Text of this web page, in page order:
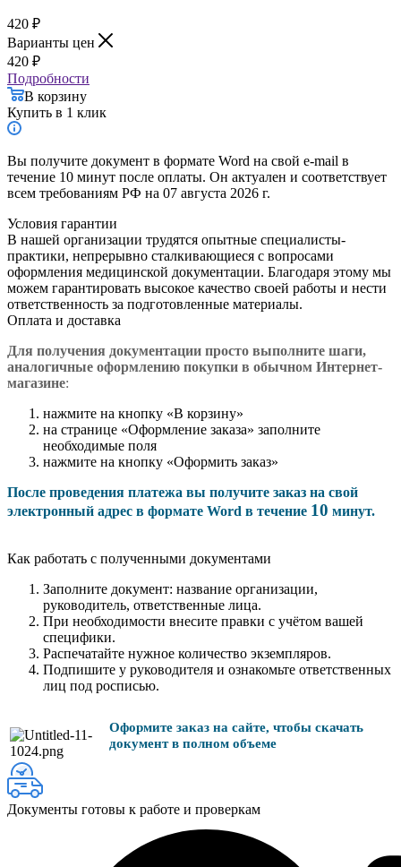
420 ₽
Варианты цен
420 ₽
Подробности
В корзину
Купить в 1 клик
Вы получите документ в формате Word на свой e-mail в
течение 10 минут после оплаты. Он актуален и соответствует
всем требованиям РФ на 07 августа 2026 г.
Условия гарантии
В нашей организации трудятся опытные специалисты-
практики, непрерывно сталкивающиеся с вопросами
оформления медицинской документации. Благодаря этому мы
можем гарантировать высокое качество своей работы и нести
ответственность за подготовленные материалы.
Оплата и доставка
Для получения документации просто выполните шаги,
аналогичные оформлению покупки в обычном Интернет-
магазине:
нажмите на кнопку «В корзину»
на странице «Оформление заказа» заполните
необходимые поля
нажмите на кнопку «Оформить заказ»
После проведения платежа вы получите заказ на свой
электронный адрес в формате Word в течение 10 минут.
Как работать с полученными документами
Заполните документ: название организации,
руководитель, ответственные лица.
При необходимости внесите правки с учётом вашей
специфики.
Распечатайте нужное количество экземпляров.
Подпишите у руководителя и ознакомьте ответственных
лиц под росписью.
Оформите заказ на сайте, чтобы скачать
документ в полном объеме
Документы готовы к работе и проверкам